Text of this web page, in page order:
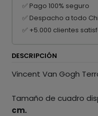
✅ Pago 100% seguro
✅ Despacho a todo
✅ +5.000 clientes
DESCRIPCIÓN
Vincent Van Gogh
Tamaño de cuadro
cm.